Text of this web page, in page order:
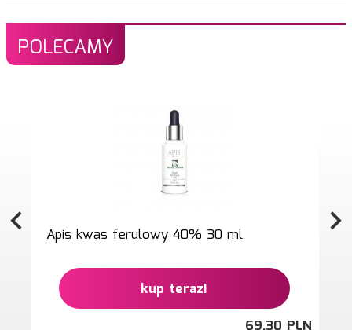
POLECAMY
Apis kwas ferulowy 40% 30 ml
kup teraz!